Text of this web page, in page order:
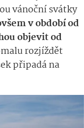
vánoční svátky
v období od
objevit od
rozjíždět
připadá na